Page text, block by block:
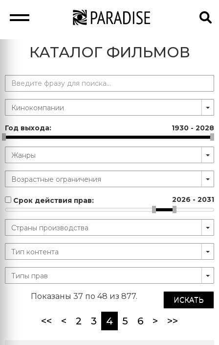
КАТАЛОГ ФИЛЬМОВ
Год выхода: 1930 - 2028
Срок действия прав: 2026 - 2031
ИСКАТЬ
Показаны 37 по 48 из 877.
<< < 2 3 4(current)
5 6 > >>